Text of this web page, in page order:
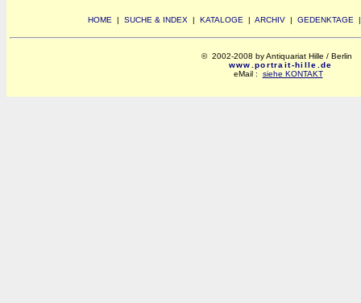
HOME | SUCHE & INDEX | KATALOGE | ARCHIV | GEDENKTAGE
© 2002-2008 by Antiquariat Hille / Berlin
www.portrait-hille.de
eMail : siehe KONTAKT